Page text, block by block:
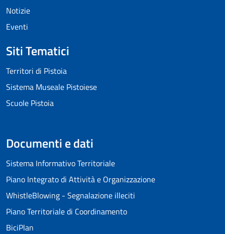
Notizie
Eventi
Siti Tematici
Territori di Pistoia
Sistema Museale Pistoiese
Scuole Pistoia
Documenti e dati
Sistema Informativo Territoriale
Piano Integrato di Attività e Organizzazione
WhistleBlowing - Segnalazione illeciti
Piano Territoriale di Coordinamento
BiciPlan